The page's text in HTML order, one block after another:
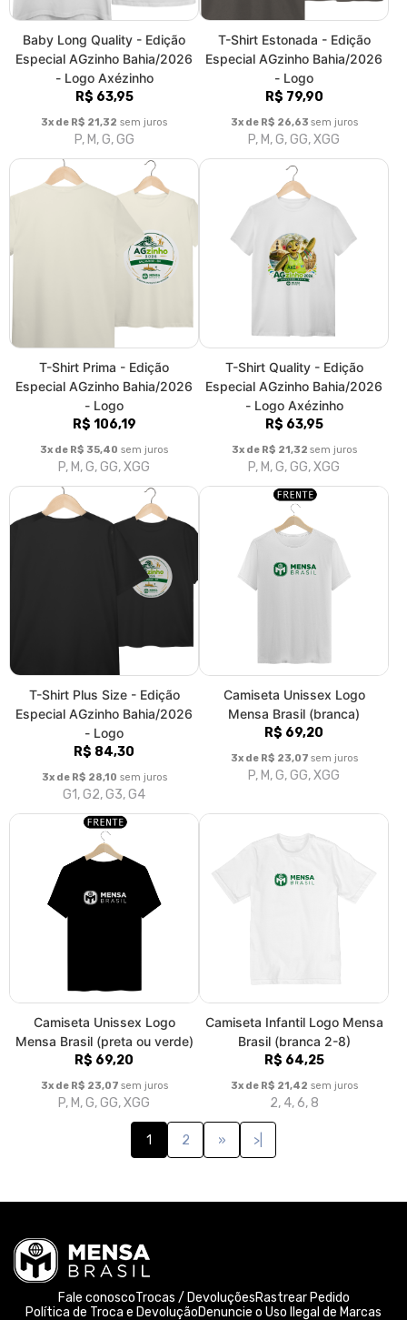
Baby Long Quality - Edição
Especial AGzinho Bahia/2026
- Logo Axézinho
R$ 63,95
3x de R$ 21,32 sem juros
P, M, G, GG
T-Shirt Estonada - Edição
Especial AGzinho Bahia/2026
- Logo
R$ 79,90
3x de R$ 26,63 sem juros
P, M, G, GG, XGG
T-Shirt Prima - Edição
Especial AGzinho Bahia/2026
- Logo
R$ 106,19
3x de R$ 35,40 sem juros
P, M, G, GG, XGG
T-Shirt Quality - Edição
Especial AGzinho Bahia/2026
- Logo Axézinho
R$ 63,95
3x de R$ 21,32 sem juros
P, M, G, GG, XGG
T-Shirt Plus Size - Edição
Especial AGzinho Bahia/2026
- Logo
R$ 84,30
3x de R$ 28,10 sem juros
G1, G2, G3, G4
Camiseta Unissex Logo
Mensa Brasil (branca)
R$ 69,20
3x de R$ 23,07 sem juros
P, M, G, GG, XGG
Camiseta Unissex Logo
Mensa Brasil (preta ou verde)
R$ 69,20
3x de R$ 23,07 sem juros
P, M, G, GG, XGG
Camiseta Infantil Logo Mensa
Brasil (branca 2-8)
R$ 64,25
3x de R$ 21,42 sem juros
2, 4, 6, 8
1 2 » >|
Fale conoscoTrocas / DevoluçõesRastrear Pedido
Política de Troca e DevoluçãoDenuncie o Uso Ilegal de Marcas